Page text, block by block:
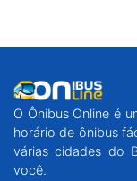
O Ônibus Online é
horário de ônibus
várias cidades do
você.